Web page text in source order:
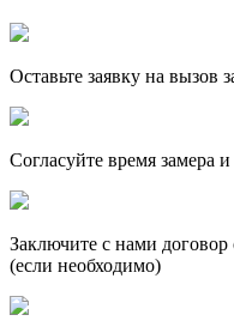
Оставьте заявку на вызов
Согласуйте время замера
Заключите с нами
(если необходимо)